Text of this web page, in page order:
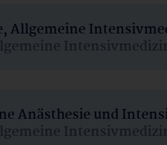
Anästhesie und